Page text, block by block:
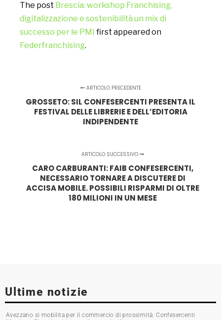
The post Brescia: workshop Franchising,
digitalizzazione e sostenibilità un mix di
successo per le PMI first appeared on
Federfranchising.
ARTICOLO PRECEDENTE
GROSSETO: SIL CONFESERCENTI PRESENTA IL
FESTIVAL DELLE LIBRERIE E DELL’EDITORIA
INDIPENDENTE
ARTICOLO SUCCESSIVO
CARO CARBURANTI: FAIB CONFESERCENTI,
NECESSARIO TORNARE A DISCUTERE DI
ACCISA MOBILE. POSSIBILI RISPARMI DI OLTRE
180 MILIONI IN UN MESE
Ultime notizie
Avezzano si mobilita per il commercio di prossimità: Confesercenti